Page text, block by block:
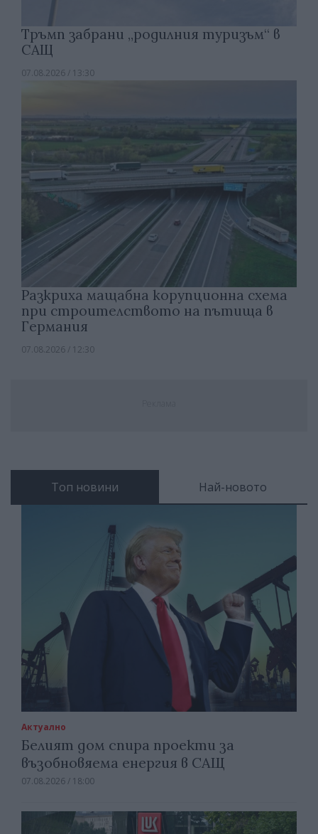
Тръмп забрани „родилния туризъм“ в
САЩ
07.08.2026 / 13:30
Разкриха мащабна корупционна схема
при строителството на пътища в
Германия
07.08.2026 / 12:30
Топ новини Най-новото
Актуално
Белият дом спира проекти за
възобновяема енергия в САЩ
07.08.2026 / 18:00